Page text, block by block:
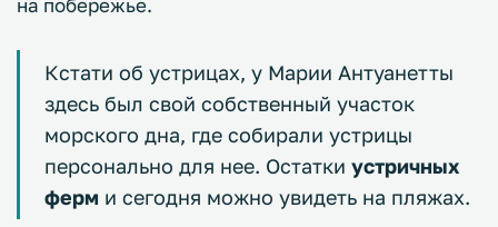
на побережье.
Кстати об устрицах, у Марии Антуанетты
здесь был свой собственный участок
морского дна, где собирали устрицы
персонально для нее. Остатки устричных
ферм и сегодня можно увидеть на пляжах.